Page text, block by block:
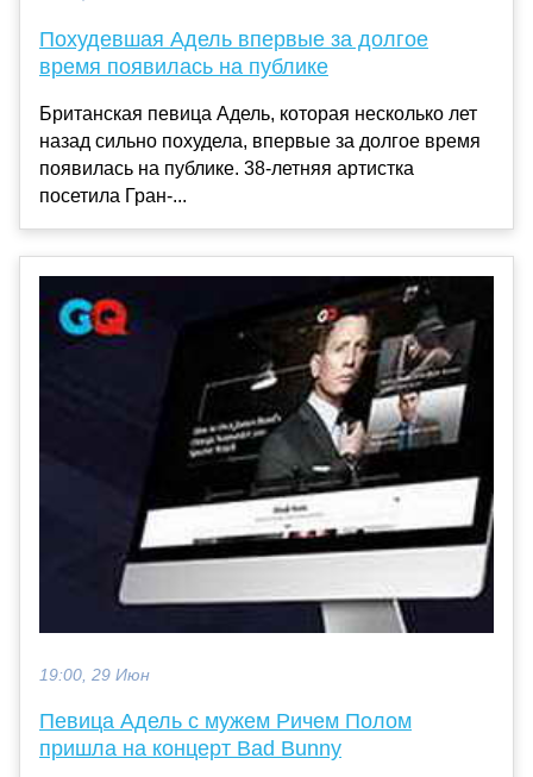
Похудевшая Адель впервые за долгое
время появилась на публике
Британская певица Адель, которая несколько лет
назад сильно похудела, впервые за долгое время
появилась на публике. 38-летняя артистка
посетила Гран-...
19:00, 29 Июн
Певица Адель с мужем Ричем Полом
пришла на концерт Bad Bunny